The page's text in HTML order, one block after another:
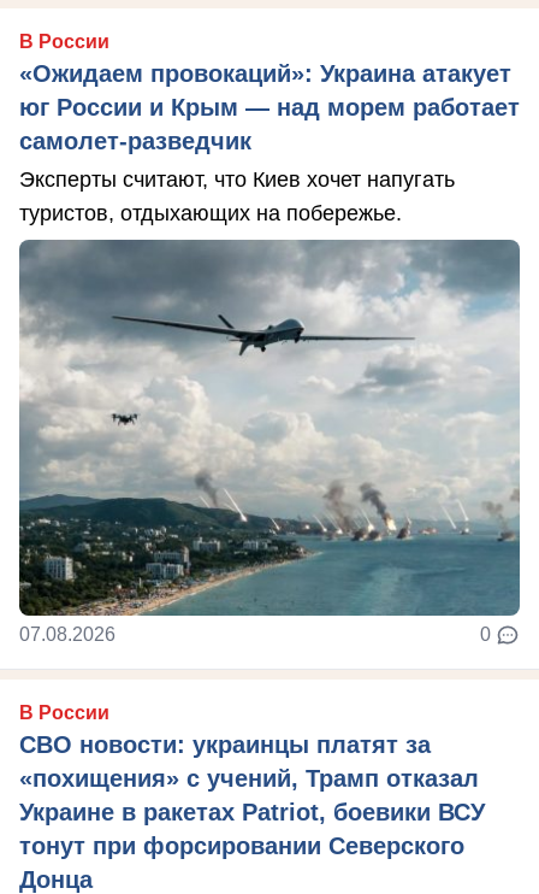
В России
«Ожидаем провокаций»: Украина атакует
юг России и Крым — над морем работает
самолет-разведчик
Эксперты считают, что Киев хочет напугать
туристов, отдыхающих на побережье.
07.08.2026 0
В России
СВО новости: украинцы платят за
«похищения» с учений, Трамп отказал
Украине в ракетах Patriot, боевики ВСУ
тонут при форсировании Северского
Донца